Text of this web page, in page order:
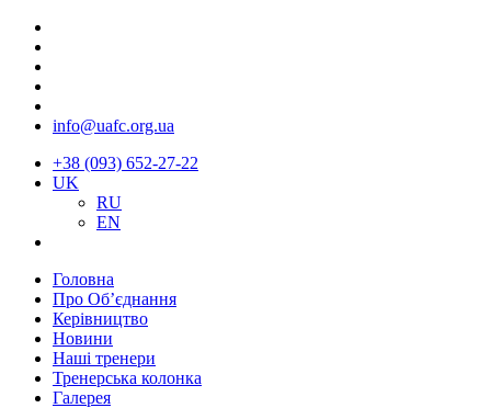
info@uafc.org.ua
+38 (093) 652-27-22
UK
RU
EN
Головна
Про Об’єднання
Керівництво
Новини
Наші тренери
Тренерська колонка
Галерея